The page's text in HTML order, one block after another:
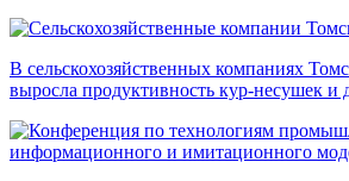
В сельскохозяйственных компаниях
выросла продуктивность кур-несушек и